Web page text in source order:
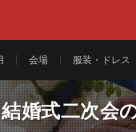
会場 服装・ドレス
婚式二次会